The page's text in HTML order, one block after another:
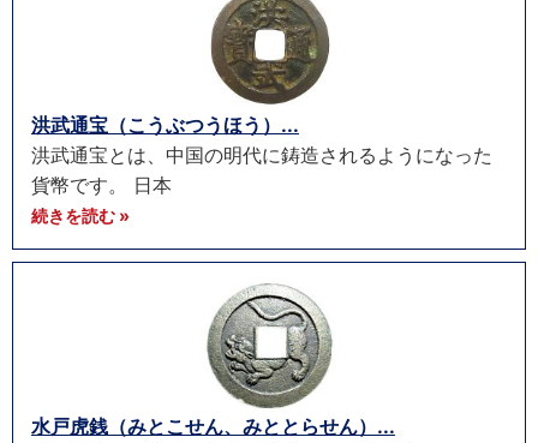
洪武通宝（こうぶつうほう）...
洪武通宝とは、中国の明代に鋳造されるようになった
貨幣です。 日本
続きを読む »
水戸虎銭（みとこせん、みととらせん）...